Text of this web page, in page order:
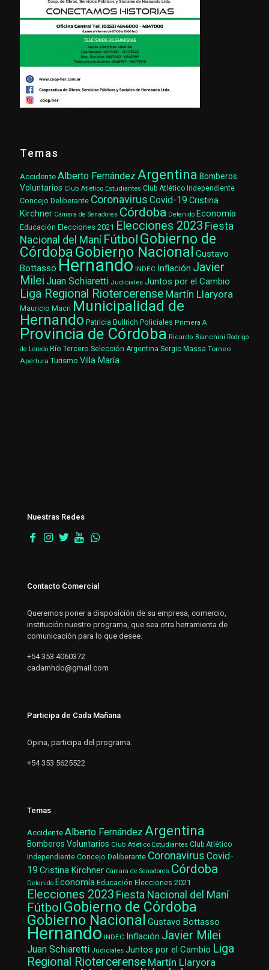
Temas
AccidenteAlberto Fernández Argentina Bomberos
Voluntarios Club Atlético Estudiantes Club Atlético Independiente
Concejo Deliberante Coronavirus Covid-19 Cristina
Kirchner Cámara de Senadores Córdoba Detenido Economía
Educación Elecciones 2021 Elecciones 2023 Fiesta
Nacional del Maní Fútbol Gobierno de
CórdobaGobierno Nacional Gustavo
Bottasso Hernando INDEC Inflación Javier
Milei Juan Schiaretti Judiciales Juntos por el Cambio
Liga Regional Riotercerense Martín Llaryora
Mauricio Macri Municipalidad de
Hernando Patricia Bullrich Policiales Primera A
Provincia de Córdoba Ricardo Bianchini Rodrigo
de Loredo Río Tercero Selección Argentina Sergio Massa Torneo
Apertura Turismo Villa María
Nuestras Redes
Contacto Comercial
Queremos poner a disposición de su empresa, comercio,
institución nuestro programa, que sea otra herramienta de
comunicación para lo que desee.
+54 353 4060372
cadamhdo@gmail.com
Participa de Cada Mañana
Opina, participa del programa.
+54 353 5625522
Temas
AccidenteAlberto Fernández Argentina
Bomberos Voluntarios Club Atlético Estudiantes Club Atlético
Independiente Concejo Deliberante Coronavirus Covid-
19 Cristina Kirchner Cámara de Senadores Córdoba
Detenido Economía Educación Elecciones 2021
Elecciones 2023 Fiesta Nacional del Maní
Fútbol Gobierno de Córdoba
Gobierno Nacional Gustavo Bottasso
Hernando INDEC Inflación Javier Milei
Juan Schiaretti Judiciales Juntos por el Cambio Liga
Regional Riotercerense Martín Llaryora